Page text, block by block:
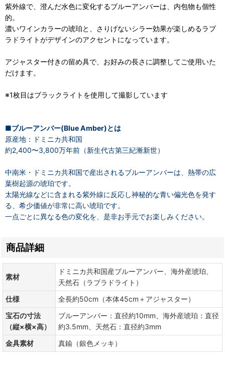
紫外線で、澄んだ水色に変化するブルーアンバーは、内包物も個性
的。
濃いワインカラーの琥珀と、さりげないシラー効果が楽しめるラブ
ラドライトがデザインのアクセントになっています。
アジャスター付きの留め具で、お好みの長さに調整してご使用いた
だけます。
※1枚目はブラックライトを使用して撮影しています
■ブルーアンバー(Blue Amber)とは
原産地：ドミニカ共和国
約2,400〜3,800万年前（新生代古第三紀漸新世）
中南米・ドミニカ共和国で産出されるブルーアンバーは、熱帯の広
葉樹起源の琥珀です。
太陽光線などに含まれる紫外線に反応し神秘的な青い偏光色を発す
る、希少価値が非常に高い琥珀です。
一点ごとに異なる色の変化を、是非お手元でお楽しみください。
商品詳細
素材
ドミニカ共和国産ブルーアンバー、海外産琥珀、
天然石（ラブラドライト）
仕様
全長約50cm（本体45cm＋アジャスター）
宝石の寸法
（縦×横×高）
ブルーアンバー：直径約10mm、海外産琥珀：直径
約3.5mm、天然石：直径約3mm
金具素材
真鍮（銀色メッキ）